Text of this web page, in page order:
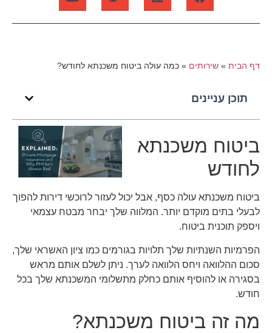
דף הבית» שירותים» כמה עולה ביטוח משכנתא לחודש?
תוכן עניינים
ביטוח משכנתא
לחודש
ביטוח משכנתא עולה כסף, אבל יכול לעזור לרוכשי דירות להפוך
לבעלי בתים מוקדם יותר. המלווה שלך יבחר מבטח עצמאי
ויספק תוכנית ביטוח.
הפרמיות השנתיות שלך תלויות בגורמים כמו ציון האשראי שלך,
סכום ההלוואה ויחס הלוואה לערך. ניתן לשלם אותם מראש
בסגירה או להוסיף אותם כחלק מתשלומי המשכנתא שלך בכל
חודש.
מה זה ביטוח משכנתא?